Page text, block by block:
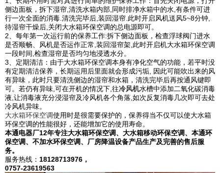
侧边面板，拆下湿帘,清洗水箱内部,同时排净水箱中的水,有条件可进
行一次全面的消毒.清洗完毕后,装回湿帘.此时开启风机送风5~8分钟,
待湿帘干燥后,关闭大水箱环保空调的总电源即可。
2、每年第一次运行前的保养工作:拆下侧边面板，检查浮球阀门进水
是否顺畅、风机是否运作正常,装回湿帘架,此时开启机大水箱环保空调
一段时间,检查湿帘是否均匀地浸透水分。
3、定期清洁： 由于大水箱环保空调本身有净化空气的功能，若平时没
有定期清洁保养，长期运用后里面就会形成污垢, 因此可能吹出来的风
有异味， 此时只要清洗侧边的湿帘和水箱，清洗完毕后再按通风键即
可。若仍有异味,可在开机的情况下,往冷风机水槽中添加二氧化碳消毒
液,让消毒液充分浸湿帘及冷风机各个角落,如次反复消毒几次即可去处
冷风机异味。
大水箱环保空调使用时是很需要保护的，保养得当不仅可以使大水箱
环保空调的性能很好，还能增加它的使用寿命。
本通电器厂12年专注大水箱环保空调、大水箱移动环保空调、本通环
保空调、不加水环保空调、厂房降温设备产品生产及完善的售后服
务。
服务热线： 18128713976，
0757-23619563